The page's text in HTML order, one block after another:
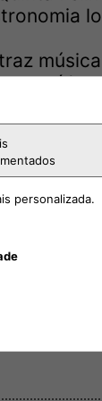
da
gratuita.
do
personalizada.